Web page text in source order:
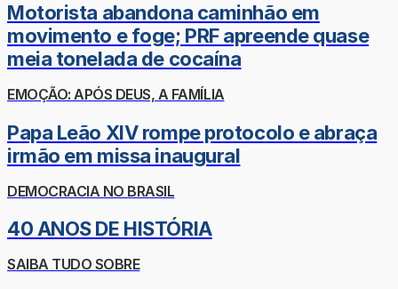
Motorista abandona caminhão em
movimento e foge; PRF apreende quase
meia tonelada de cocaína
EMOÇÃO: APÓS DEUS, A FAMÍLIA
Papa Leão XIV rompe protocolo e abraça
irmão em missa inaugural
DEMOCRACIA NO BRASIL
40 ANOS DE HISTÓRIA
SAIBA TUDO SOBRE